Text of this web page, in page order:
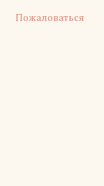
Пожаловаться